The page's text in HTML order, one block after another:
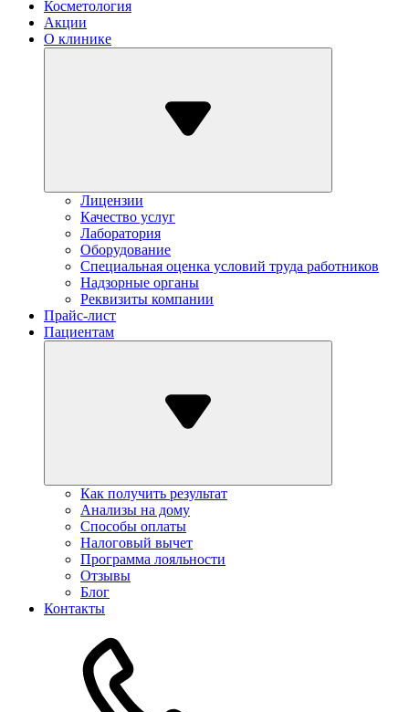
Косметология
Акции
О клинике
Лицензии
Качество услуг
Лаборатория
Оборудование
Специальная оценка условий труда работников
Надзорные органы
Реквизиты компании
Прайс-лист
Пациентам
Как получить результат
Анализы на дому
Способы оплаты
Налоговый вычет
Программа лояльности
Отзывы
Блог
Контакты